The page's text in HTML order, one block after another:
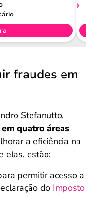
fraudes em
Stefanutto,
quatro áreas
a eficiência na
elas, estão:
permitir acesso a
do Imposto